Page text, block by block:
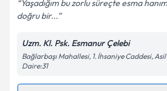
Kişisel verilerimin
Metni'ni okudum ve kişisel
Yaşadığım bu zorlu süreçte esma
doğru bir...
Uzm. Kl. Psk. Esmanur Çelebi
Bağlarbaşı Mahallesi, 1. İhsaniye Caddesi,
Daire:31